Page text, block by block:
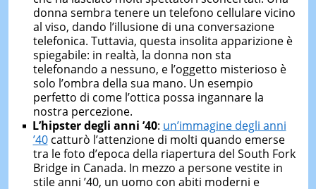
donna sembra tenere un telefono cellulare vicino
al viso, dando l’illusione di una conversazione
telefonica. Tuttavia, questa insolita apparizione è
spiegabile: in realtà, la donna non sta
telefonando a nessuno, e l’oggetto misterioso è
solo l’ombra della sua mano. Un esempio
perfetto di come l’ottica possa ingannare la
nostra percezione.
L’hipster degli anni ’40: un’immagine degli anni
’40catturò l’attenzione di molti quando emerse
tra le foto d’epoca della riapertura del South Fork
Bridge in Canada. In mezzo a persone vestite in
stile anni ’40, un uomo con abiti moderni e